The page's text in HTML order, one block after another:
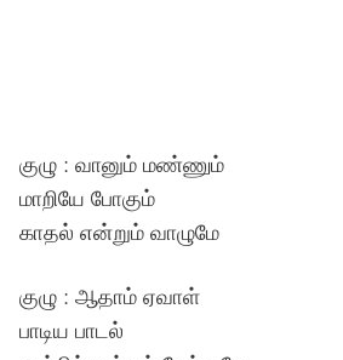
குழு : வானும் மண்ணும்
மாறியே போகும்
காதல் என்றும் வாழுமே
குழு : ஆதாம் ஏவாள்
பாடிய பாடல்